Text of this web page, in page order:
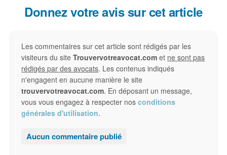
Interactions
lecteur
Donnez votre avis sur cet article
Les commentaires sur cet article sont rédigés par les
visiteurs du siteTrouvervotreavocat.com et ne sont pas
rédigés par des avocats. Les contenus indiqués
n'engagent en aucune manière le site
trouvervotreavocat.com. En déposant un message,
vous vous engagez à respecter nosconditions
générales d'utilisation.
Aucun commentaire publié